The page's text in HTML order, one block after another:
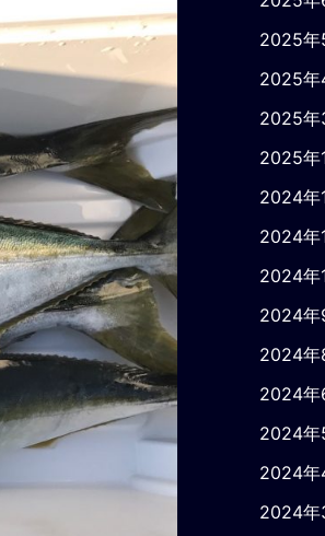
2025年
2025年
2025年
2025年
2024年
2024年
2024年
2024年
2024年
2024年
2024年
2024年
2024年